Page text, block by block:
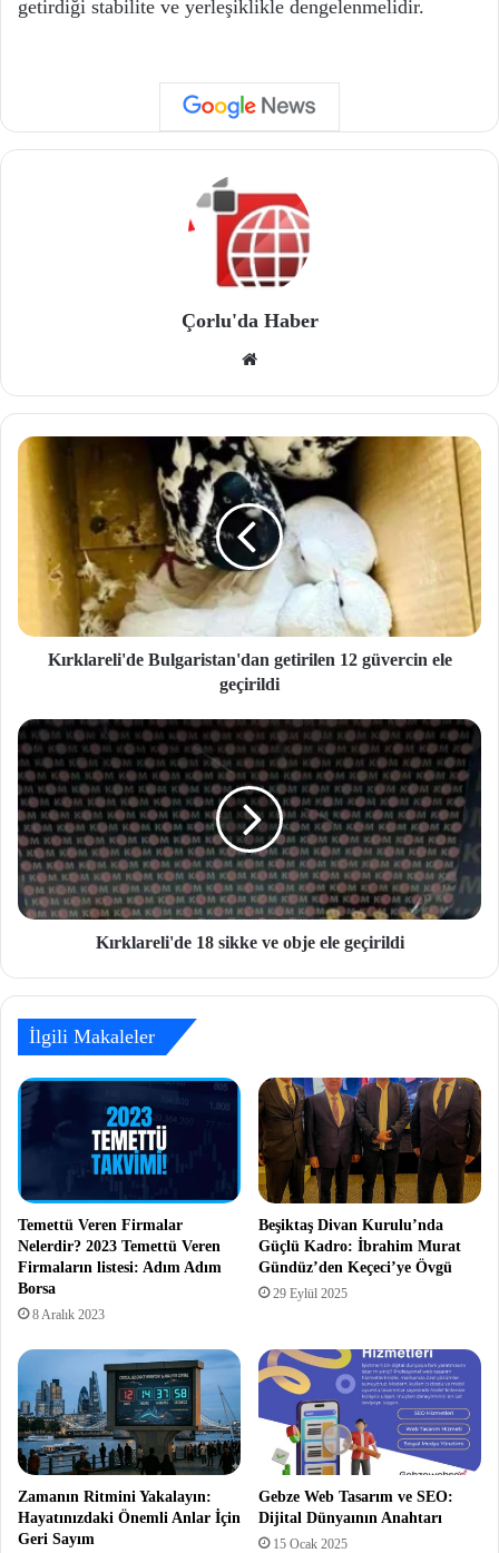
getirdiği stabilite ve yerleşiklikle dengelenmelidir.
Çorlu'da Haber
site
si
Kırklareli'de Bulgaristan'dan getirilen 12 güvercin ele
geçirildi
Kırklareli'de 18 sikke ve obje ele geçirildi
İlgili Makaleler
Temettü Veren Firmalar
Nelerdir? 2023 Temettü Veren
Firmaların listesi: Adım Adım
Borsa
8 Aralık 2023
Beşiktaş Divan Kurulu’nda
Güçlü Kadro: İbrahim Murat
Gündüz’den Keçeci’ye Övgü
29 Eylül 2025
Zamanın Ritmini Yakalayın:
Hayatınızdaki Önemli Anlar İçin
Geri Sayım
Gebze Web Tasarım ve SEO:
Dijital Dünyaının Anahtarı
15 Ocak 2025